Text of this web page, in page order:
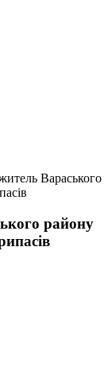
Вараського
району